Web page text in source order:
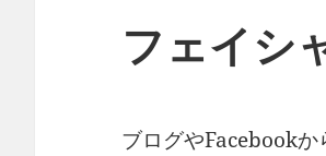
フェイシ
ブログやFacebookか